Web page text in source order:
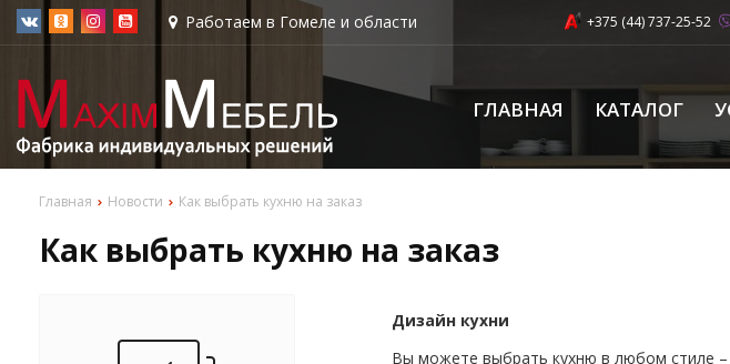
Работаем в Гомеле и области +375 (44) 737-25-52
ГЛАВНАЯ КАТАЛОГ
Главная Новости Как выбрать кухню на заказ
Как выбрать кухню на заказ
Дизайн кухни
Вы можете выбрать кухню в любом стиле –